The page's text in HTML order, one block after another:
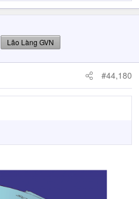
Lão Làng GVN
#44,180